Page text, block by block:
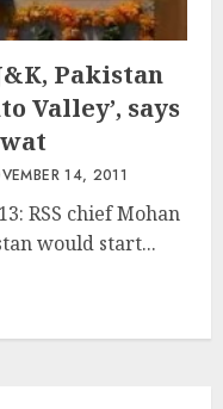
Pakistan
Valley’, says
14, 2011
RSS chief Mohan
would start...